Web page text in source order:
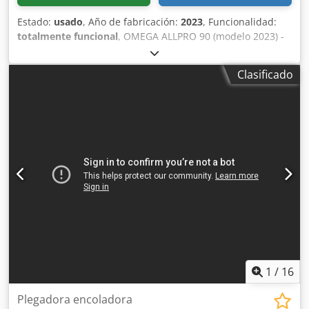
Estado: usado, Año de fabricación: 2023, Funcionalidad:
totalmente funcional, OMEGA ALLPRO 90 (modelo 2023) -
MÁQUINA PARA PLEGAR Y ENCOLLAR - Dispositivo
Microbox - Servomotores en el alimentador y el apilador -
Control remoto - Secciones de ajuste lateral izquierdo y
servoválvulas electrónico para cajas de 4 y 6 esquinas -
Alineador neumático para cajas con fondo de encaje y
microonda - eWON Flexy para compartir datos OPC UA -
Clasificado
1 / 16
Plegadora encoladora